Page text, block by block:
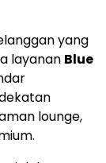
yang
layanan Blue
lounge,